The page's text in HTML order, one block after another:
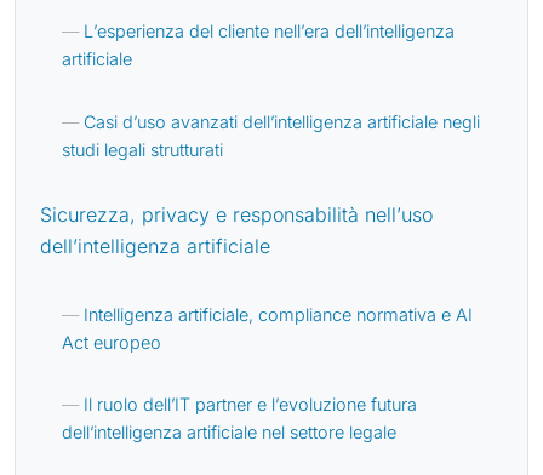
L’esperienza del cliente nell’era dell’intelligenza
artificiale
Casi d’uso avanzati dell’intelligenza artificiale negli
studi legali strutturati
Sicurezza, privacy e responsabilità nell’uso
dell’intelligenza artificiale
Intelligenza artificiale, compliance normativa e AI
Act europeo
Il ruolo dell’IT partner e l’evoluzione futura
dell’intelligenza artificiale nel settore legale